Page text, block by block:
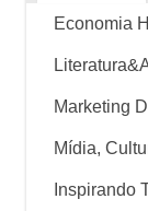
Economia
Marketing
Mídia,
Inspirando